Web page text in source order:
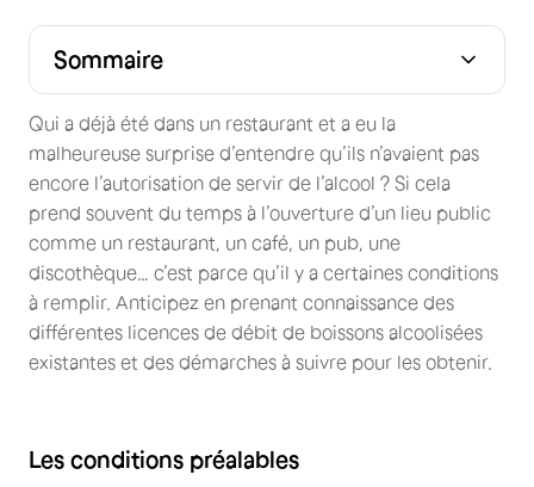
Qui a déjà été dans un restaurant et a eu la
malheureuse surprise d’entendre qu’ils n’avaient pas
encore l’autorisation de servir de l’alcool ? Si cela
prend souvent du temps à l’ouverture d’un lieu public
comme un restaurant, un café, un pub, une
discothèque… c’est parce qu’il y a certaines conditions
à remplir. Anticipez en prenant connaissance des
différentes licences de débit de boissons alcoolisées
existantes et des démarches à suivre pour les obtenir.
Les conditions préalables
Sommaire